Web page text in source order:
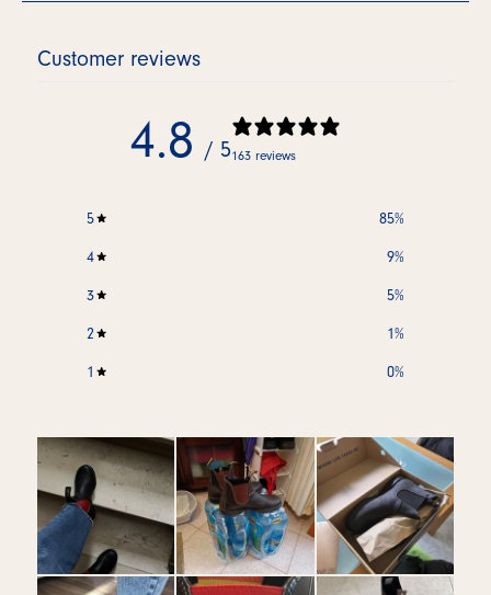
Customer reviews
4.8 / 5163 reviews
5 85%
4 9%
3 5%
2 1%
1 0%